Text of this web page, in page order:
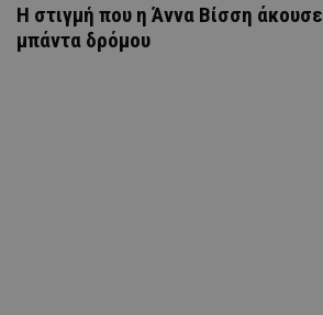
H στιγμή που η Άννα Βίσση
μπάντα δρόμου